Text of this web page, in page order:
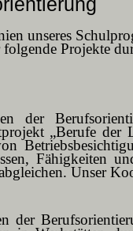
unseres
Projekte
der
„Berufe der
Fähigkeiten
Unser
der